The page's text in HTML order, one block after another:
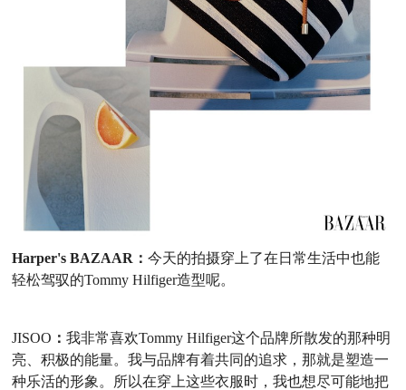
Harper's BAZAAR：今天的拍摄穿上了在日常生活中也能
轻松驾驭的Tommy Hilfiger造型呢。
JISOO ：我非常喜欢Tommy Hilfiger这个品牌所散发的那种明
亮、积极的能量。我与品牌有着共同的追求，那就是塑造一
种乐活的形象。 所以在穿上这些衣服时，我也想尽可能地把